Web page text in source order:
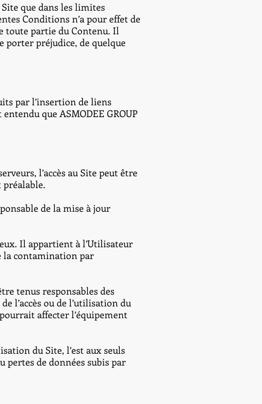
que dans les limites
Conditions n’a pour effet de
toute partie du Contenu. Il
porter préjudice, de quelque
par l’insertion de liens
que ASMODEE GROUP
l’accès au Site peut être
de la mise à jour
Il appartient à l’Utilisateur
la contamination par
tenus responsables des
l’accès ou de l’utilisation du
affecter l’équipement
du Site, l’est aux seuls
pertes de données subis par